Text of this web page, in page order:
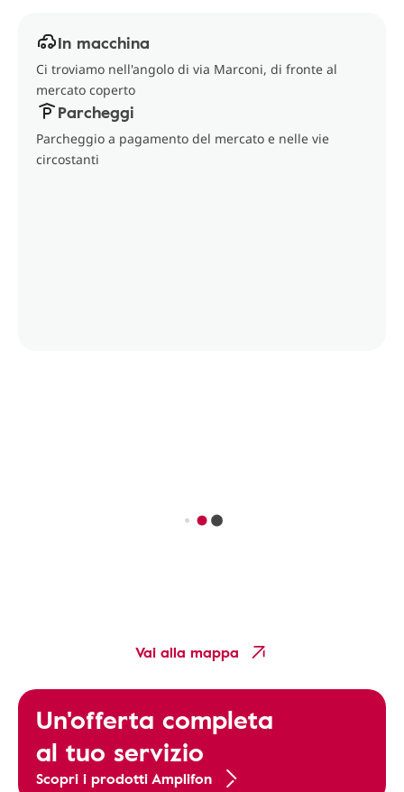
In macchina
Ci troviamo nell'angolo di via Marconi, di fronte al
mercato coperto
Parcheggi
Parcheggio a pagamento del mercato e nelle vie
circostanti
Vai alla mappa
Un'offerta completa
al tuo servizio
Scopri i prodotti Amplifon